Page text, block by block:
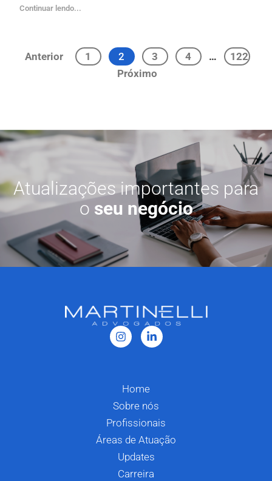
Continuar lendo...
Anterior 1 2 3 4 …
122
Próximo
Atualizações importantes para
o seu negócio
Home
Sobre nós
Profissionais
Áreas de Atuação
Updates
Carreira